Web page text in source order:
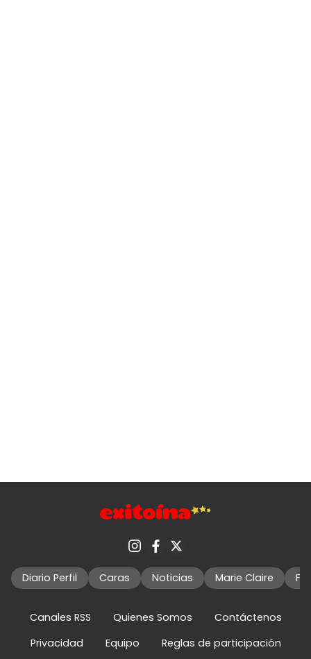
Diario Perfil Caras Noticias Marie Claire
Canales RSS Quienes Somos
Contáctenos
Privacidad
Equipo Reglas de participación